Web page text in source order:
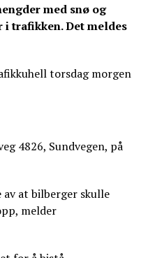
med snø og
trafikken. Det meldes
torsdag morgen
4826, Sundvegen, på
at bilberger skulle
melder